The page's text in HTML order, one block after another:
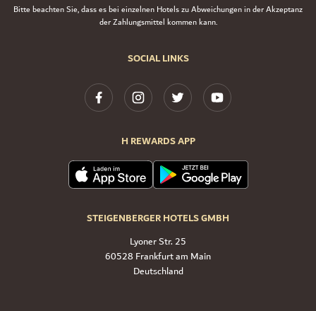
SOCIAL LINKS
H REWARDS APP
STEIGENBERGER HOTELS GMBH
Lyoner Str. 25
60528 Frankfurt am Main
Deutschland
Bitte beachten Sie, dass es bei einzelnen Hotels zu Abweichungen in der Akzeptanz
der Zahlungsmittel kommen kann.